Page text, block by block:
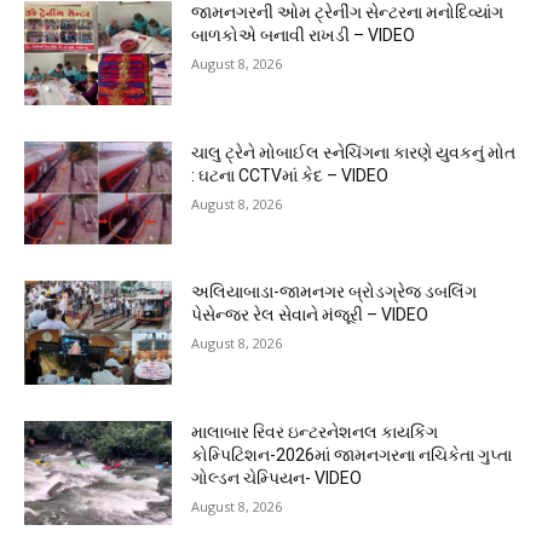
જામનગરની ઓમ ટ્રેનીંગ સેન્ટરના મનોદિવ્યાંગ
બાળકોએ બનાવી રાખડી – VIDEO
August 8, 2026
ચાલુ ટ્રેને મોબાઈલ સ્નેચિંગના કારણે યુવકનું મોત
: ઘટના CCTVમાં કેદ – VIDEO
August 8, 2026
અલિયાબાડા-જામનગર બ્રોડગ્રેજ ડબલિંગ
પેસેન્જર રેલ સેવાને મંજૂરી – VIDEO
August 8, 2026
માલાબાર રિવર ઇન્ટરનેશનલ કાયકિંગ
કોમ્પિટિશન-2026માં જામનગરના નચિકેતા ગુપ્તા
ગોલ્ડન ચેમ્પિયન- VIDEO
August 8, 2026